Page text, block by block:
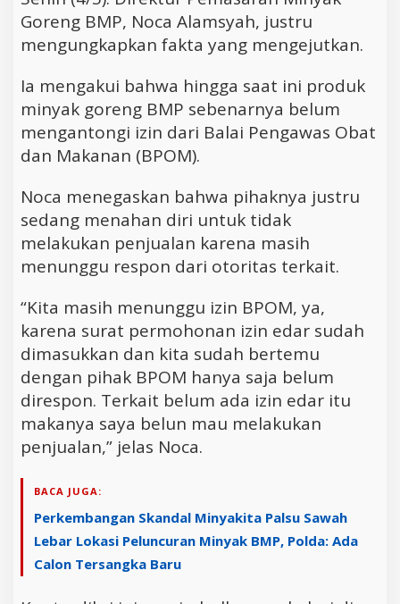
Goreng BMP, Noca Alamsyah, justru
mengungkapkan fakta yang mengejutkan.
Ia mengakui bahwa hingga saat ini produk
minyak goreng BMP sebenarnya belum
mengantongi izin dari Balai Pengawas Obat
dan Makanan (BPOM).
Noca menegaskan bahwa pihaknya justru
sedang menahan diri untuk tidak
melakukan penjualan karena masih
menunggu respon dari otoritas terkait.
“Kita masih menunggu izin BPOM, ya,
karena surat permohonan izin edar sudah
dimasukkan dan kita sudah bertemu
dengan pihak BPOM hanya saja belum
direspon. Terkait belum ada izin edar itu
makanya saya belun mau melakukan
penjualan,” jelas Noca.
BACA JUGA:
Perkembangan Skandal Minyakita Palsu Sawah
Lebar Lokasi Peluncuran Minyak BMP, Polda: Ada
Calon Tersangka Baru